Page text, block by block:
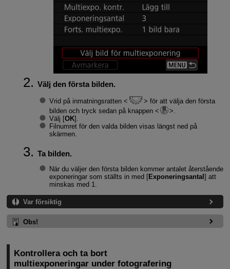
Välj den första bilden.
Vrid på inmatningsratten
för att välja den första
bilden och tryck sedan på knappen
.
Välj [OK].
Filnumret för den valda bilden visas längst ned på
skärmen.
Ta bilden.
När du väljer den första bilden kommer antalet återstående
exponeringar som ställts in med [Exponeringsantal ] att
minskas med 1.
Var försiktig
Obs!
Kontrollera och ta bort
multiexponeringar under fotografering